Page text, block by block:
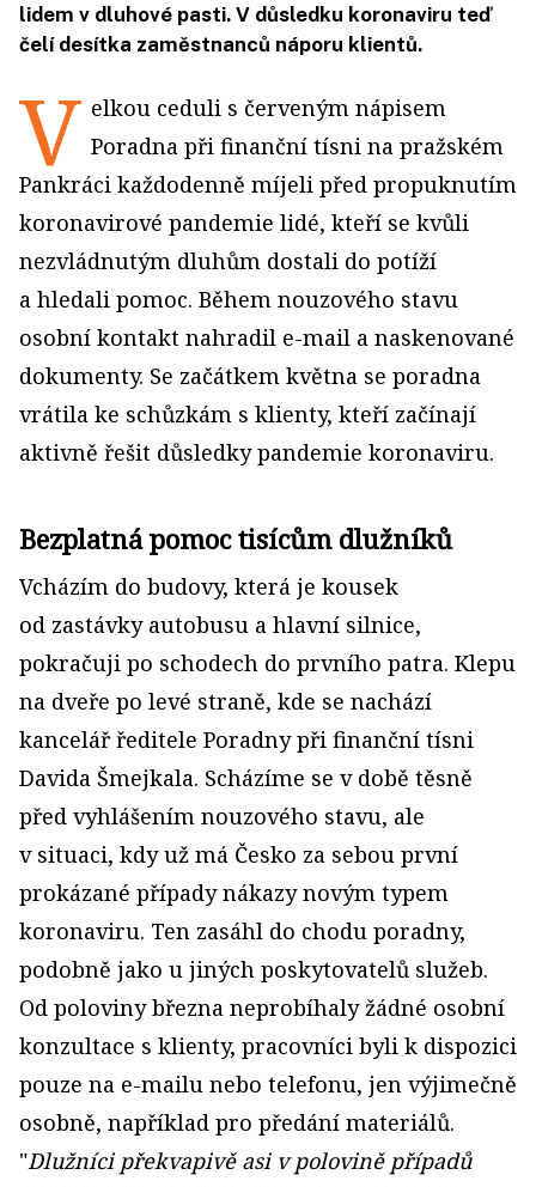
lidem v dluhové pasti. V důsledku koronaviru teď
čelí desítka zaměstnanců náporu klientů.
V elkou ceduli s červeným nápisem
Poradna při finanční tísni na pražském
Pankráci každodenně míjeli před propuknutím
koronavirové pandemie lidé, kteří se kvůli
nezvládnutým dluhům dostali do potíží
a hledali pomoc. Během nouzového stavu
osobní kontakt nahradil e-mail a naskenované
dokumenty. Se začátkem května se poradna
vrátila ke schůzkám s klienty, kteří začínají
aktivně řešit důsledky pandemie koronaviru.
Bezplatná pomoc tisícům dlužníků
Vcházím do budovy, která je kousek
od zastávky autobusu a hlavní silnice,
pokračuji po schodech do prvního patra. Klepu
na dveře po levé straně, kde se nachází
kancelář ředitele Poradny při finanční tísni
Davida Šmejkala. Scházíme se v době těsně
před vyhlášením nouzového stavu, ale
v situaci, kdy už má Česko za sebou první
prokázané případy nákazy novým typem
koronaviru. Ten zasáhl do chodu poradny,
podobně jako u jiných poskytovatelů služeb.
Od poloviny března neprobíhaly žádné osobní
konzultace s klienty, pracovníci byli k dispozici
pouze na e-mailu nebo telefonu, jen výjimečně
osobně, například pro předání materiálů.
"Dlužníci překvapivě asi v polovině případů